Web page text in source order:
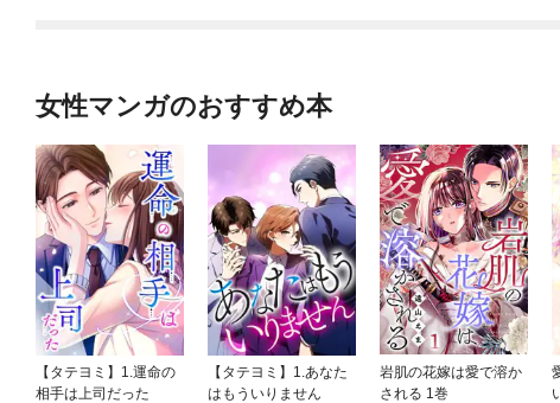
女性マンガのおすすめ本
【タテヨミ】1.運命の
相手は上司だった
【タテヨミ】1.あなた
はもういりません
岩肌の花嫁は愛で溶か
される 1巻